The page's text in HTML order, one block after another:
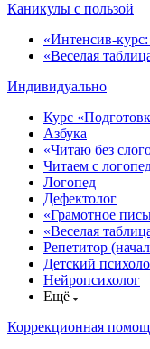
Каникулы с пользой
«Интенсив-
«Веселая
Индивидуально
Курс
Азбука
«Читаю без
Читаем с
Логопед
Дефектолог
«Грамотное
«Веселая
Репетитор
Детский
Нейропсихолог
Ещё
Коррекционная